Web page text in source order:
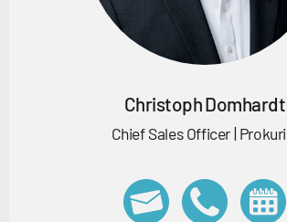
Christoph Domhardt
Chief Sales Officer |